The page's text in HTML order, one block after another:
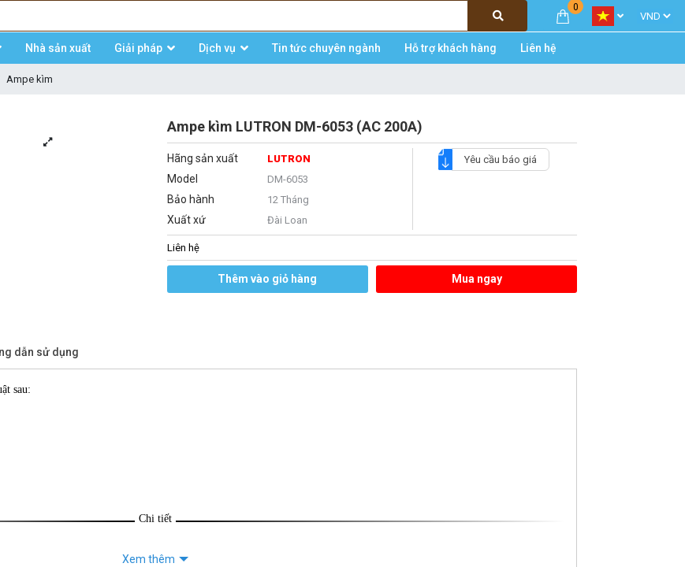
0
Nhà sản xuất Giải pháp Dịch vụ Tin tức chuyên ngành Hỗ trợ khách hàng Liên hệ
Ampe kìm
Ampe kìm LUTRON DM-6053 (AC 200A)
Hãng sản xuất LUTRON
Model DM-6053
Bảo hành 12 Tháng
Xuất xứ Đài Loan
Yêu cầu báo giá
Liên hệ
Thêm vào giỏ hàng Mua ngay
dẫn sử dụng
sau:
Chi tiết
Xem thêm